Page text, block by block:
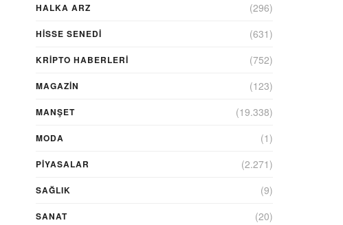
HALKA ARZ (296)
HİSSE SENEDİ (631)
KRIPTO HABERLERI (752)
MAGAZİN (123)
MANŞET (19.338)
MODA (1)
PİYASALAR (2.271)
SAĞLIK (9)
SANAT (20)